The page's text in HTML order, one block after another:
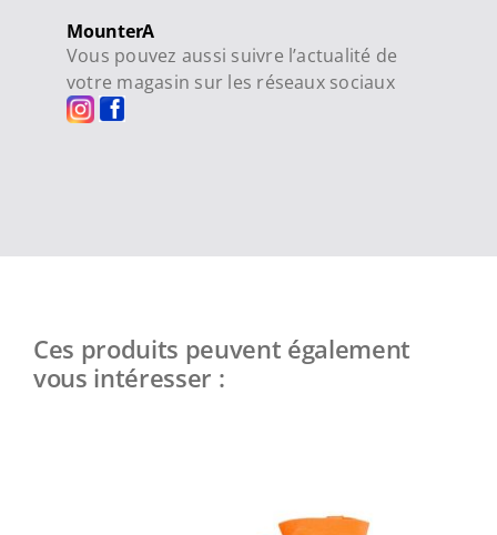
MounterA
Vous pouvez aussi suivre l’actualité de
votre magasin sur les réseaux sociaux
Ces produits peuvent également
vous intéresser :